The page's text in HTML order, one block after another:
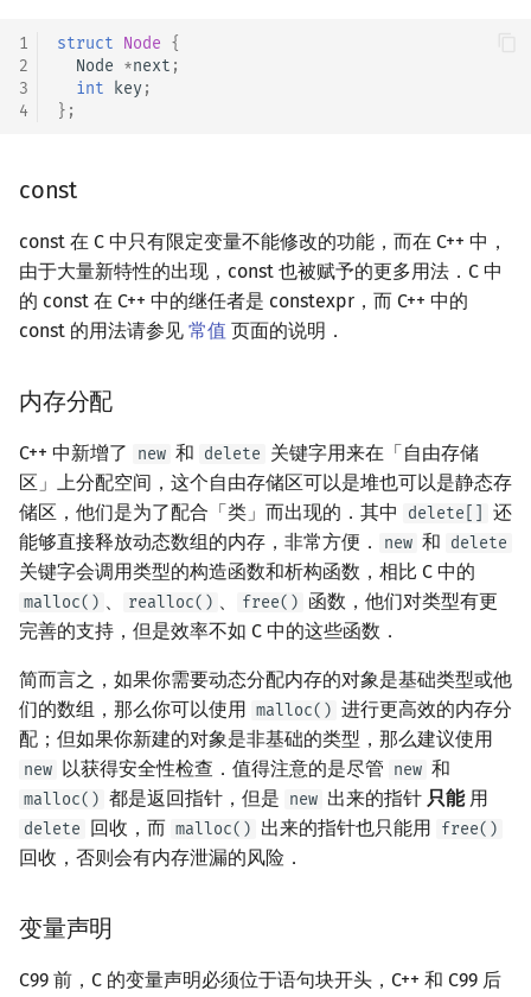
1
2
3
4
struct Node {
Node *next ;
int
key;
};
const
const 在 C 中只有限定变量不能修改的功能，而在 C++ 中，
由于大量新特性的出现，const 也被赋予的更多用法．C 中
的 const 在 C++ 中的继任者是 constexpr，而 C++ 中的
const 的用法请参见 常值 页面的说明．
内存分配
C++ 中新增了 new 和 delete 关键字用来在「自由存储
区」上分配空间，这个自由存储区可以是堆也可以是静态存
储区，他们是为了配合「类」而出现的．其中
delete[]
还
能够直接释放动态数组的内存，非常方便．
new 和 delete
关键字会调用类型的构造函数和析构函数，相比 C 中的
malloc() 、 realloc() 、 free() 函数，他们对类型有更
完善的支持，但是效率不如 C 中的这些函数．
简而言之，如果你需要动态分配内存的对象是基础类型或他
们的数组，那么你可以使用 malloc() 进行更高效的内存分
配；但如果你新建的对象是非基础的类型，那么建议使用
new 以获得安全性检查．值得注意的是尽管 new 和
malloc() 都是返回指针，但是 new 出来的指针 只能用
delete 回收，而 malloc() 出来的指针也只能用 free()
回收，否则会有内存泄漏的风险．
变量声明
C99 前，C 的变量声明必须位于语句块开头，C++ 和 C99 后